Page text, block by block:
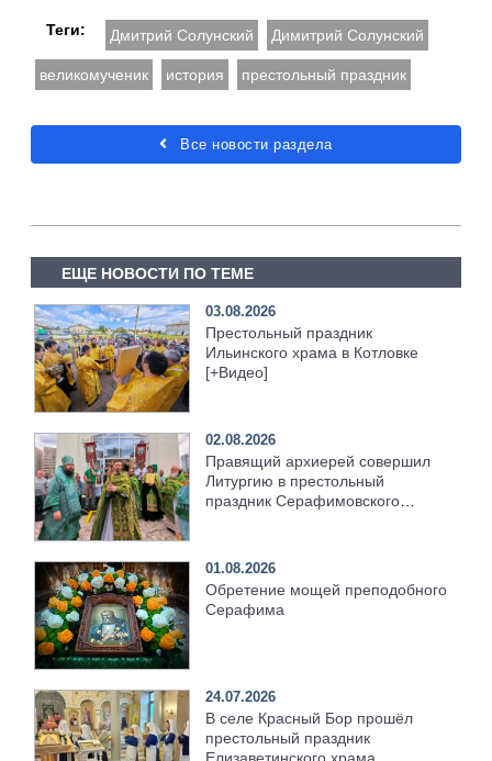
Теги: Дмитрий Солунский Димитрий Солунский
великомученик история престольный праздник
Все новости раздела
ЕЩЕ НОВОСТИ ПО ТЕМЕ
03.08.2026
Престольный праздник
Ильинского храма в Котловке
[+Видео]
02.08.2026
Правящий архиерей совершил
Литургию в престольный
праздник Серафимовского
01.08.2026
Обретение мощей преподобного
Серафима
24.07.2026
В селе Красный Бор прошёл
престольный праздник